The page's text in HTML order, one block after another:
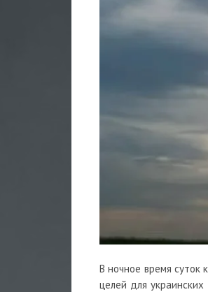
В ночное время суток
целей для украинских